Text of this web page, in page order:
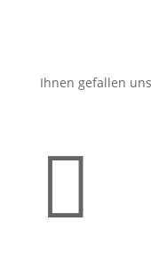
Ihnen gefallen
